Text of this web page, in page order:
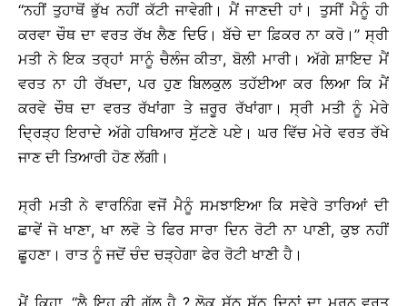
‘‘ਨਹੀਂ ਤੁਹਾਥੋਂ ਭੁੱਖ ਨਹੀਂ ਕੱਟੀ ਜਾਵੇਗੀ। ਮੈਂ ਜਾਣਦੀ ਹਾਂ। ਤੁਸੀਂ ਮੈਨੂੰ ਹੀ
ਕਰਵਾ ਚੌਥ ਦਾ ਵਰਤ ਰੱਖ ਲੈਣ ਦਿਓ। ਬੱਚੇ ਦਾ ਫ਼ਿਕਰ ਨਾ ਕਰੋ।’’ ਸ੍ਰੀ
ਮਤੀ ਨੇ ਇਕ ਤਰ੍ਹਾਂ ਸਾਨੂੰ ਚੈਲੰਜ ਕੀਤਾ, ਬੋਲੀ ਮਾਰੀ। ਅੱਗੇ ਸ਼ਾਇਦ ਮੈਂ
ਵਰਤ ਨਾ ਹੀ ਰੱਖਦਾ, ਪਰ ਹੁਣ ਬਿਲਕੁਲ ਤਹੱਈਆ ਕਰ ਲਿਆ ਕਿ ਮੈਂ
ਕਰਵੇ ਚੌਥ ਦਾ ਵਰਤ ਰੱਖਾਂਗਾ ਤੇ ਜ਼ਰੂਰ ਰੱਖਾਂਗਾ। ਸ੍ਰੀ ਮਤੀ ਨੂੰ ਮੇਰੇ
ਦ੍ਰਿੜ੍ਹ ਇਰਾਦੇ ਅੱਗੇ ਹਥਿਆਰ ਸੁੱਟਣੇ ਪਏ। ਘਰ ਵਿੱਚ ਮੇਰੇ ਵਰਤ ਰੱਖੇ
ਜਾਣ ਦੀ ਤਿਆਰੀ ਹੋਣ ਲੱਗੀ।
ਸ੍ਰੀ ਮਤੀ ਨੇ ਵਾਰਨਿੰਗ ਵਜੋਂ ਮੈਨੂੰ ਸਮਝਾਇਆ ਕਿ ਸਵੇਰੇ ਤਾਰਿਆਂ ਦੀ
ਛਾਵੇਂ ਜੋ ਖਾਣਾ, ਖਾ ਲਵੋ ਤੇ ਫਿਰ ਸਾਰਾ ਦਿਨ ਰੋਟੀ ਨਾ ਪਾਣੀ, ਕੁਝ ਨਹੀਂ
ਛੂਹਣਾ। ਰਾਤ ਨੂੰ ਜਦੋਂ ਚੰਦ ਚੜ੍ਹੇਗਾ ਫੇਰ ਰੋਟੀ ਖਾਣੀ ਹੈ।
ਮੈਂ ਕਿਹਾ, ‘‘ਲੈ ਇਹ ਕੀ ਗੱਲ ਹੈ ? ਲੋਕ ਸੱਠ ਸੱਠ ਦਿਨਾਂ ਦਾ ਮਰਨ ਵਰਤ